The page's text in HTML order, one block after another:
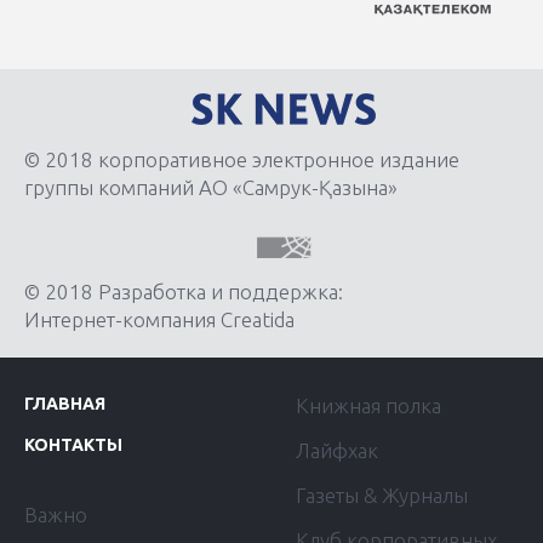
© 2018 корпоративное электронное издание
группы компаний АО «Самрук-Қазына»
© 2018 Разработка и поддержка:
Интернет-компания Creatida
ГЛАВНАЯ
КОНТАКТЫ
Важно
Книжная полка
Лайфхак
Газеты & Журналы